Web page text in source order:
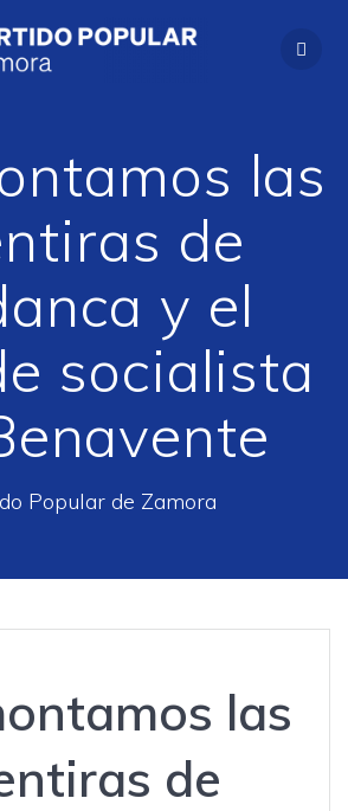
al
las
de
y el
socialista
Popular de Zamora
las
de